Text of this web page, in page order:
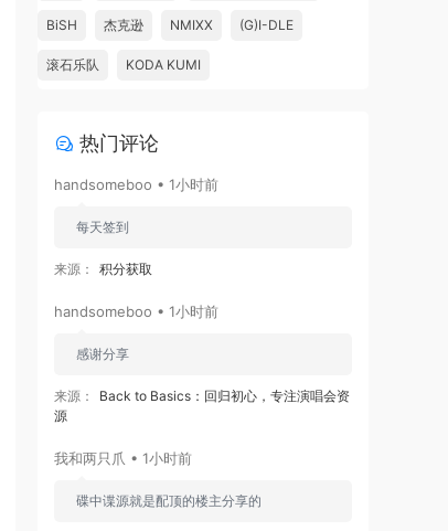
BiSH 杰克逊 NMIXX (G)I-DLE
滚石乐队 KODA KUMI
热门评论
handsomeboo • 1小时前
每天签到
来源： 积分获取
handsomeboo • 1小时前
感谢分享
来源：
Back to Basics：回归初心，专注演唱会资
源
我和两只爪 • 1小时前
碟中谍源就是配顶的楼主分享的